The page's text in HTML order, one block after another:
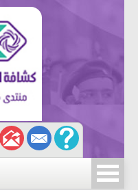
مسابقة الركب الحسينيّ